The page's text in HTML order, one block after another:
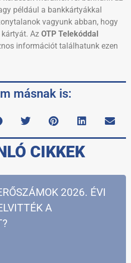
például a bankkártyákkal
vagyunk abban, hogy
Az OTP Telekóddal
információt találhatunk ezen
másnak is:
CIKKEK
2026. ÉVI
A